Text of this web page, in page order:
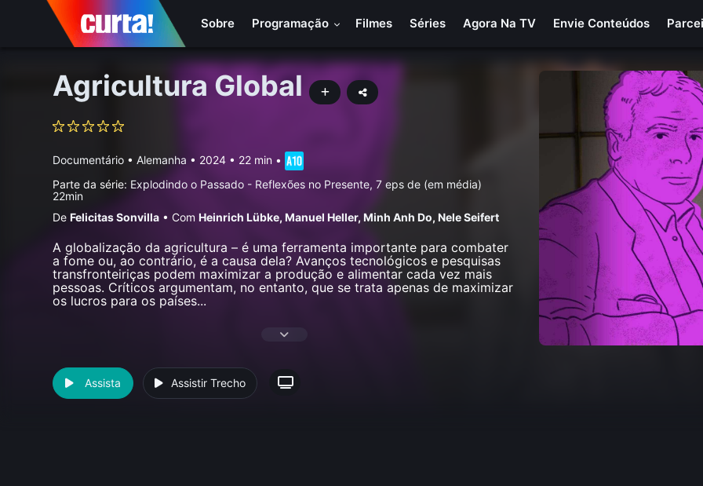
Sobre Programação Filmes Séries Agora Na TV Envie Conteúdos
Agricultura Global
Documentário • Alemanha • 2024 • 22 min •
Parte da série: Explodindo o Passado - Reflexões no Presente, 7 eps de (em média)
22min
DeFelicitas Sonvilla •ComHeinrich Lübke,Manuel Heller,Minh Anh Do,Nele Seifert
A globalização da agricultura – é uma ferramenta importante para combater
a fome ou, ao contrário, é a causa dela? Avanços tecnológicos e pesquisas
transfronteiriças podem maximizar a produção e alimentar cada vez mais
pessoas. Críticos argumentam, no entanto, que se trata apenas de maximizar
os lucros para os países...
Assista Assistir Trecho